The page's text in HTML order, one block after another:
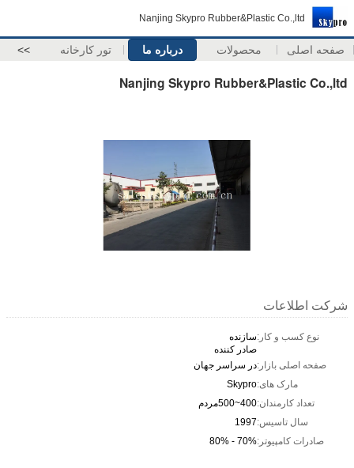
Nanjing Skypro Rubber&Plastic Co.,ltd
صفحه اصلی محصولات درباره ما تور کارخانه >>
Nanjing Skypro Rubber&Plastic Co.,ltd
شرکت اطلاعات
نوع کسب و کار:سازنده
صادر کننده
صفحه اصلی بازار:در سراسر جهان
مارک های:Skypro
تعداد کارمندان:400~500مردم
سال تاسیس:1997
صادرات کامپیوتر:70% - 80%